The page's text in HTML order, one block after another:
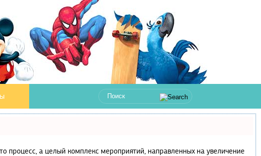
процесс, а целый комплекс мероприятий, направленных на увеличение